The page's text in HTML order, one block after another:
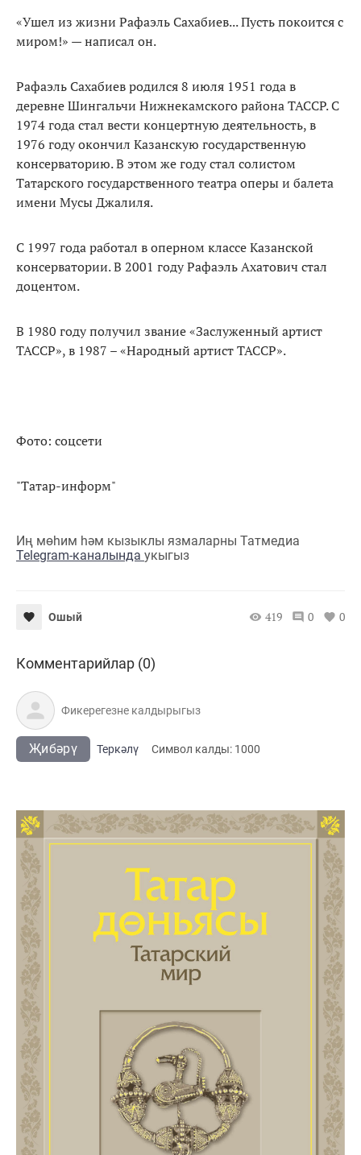
«Ушел из жизни Рафаэль Сахабиев... Пусть покоится с
миром!» — написал он.
Рафаэль Сахабиев родился 8 июля 1951 года в
деревне Шингальчи Нижнекамского района ТАССР. С
1974 года стал вести концертную деятельность, в
1976 году окончил Казанскую государственную
консерваторию. В этом же году стал солистом
Татарского государственного театра оперы и балета
имени Мусы Джалиля.
С 1997 года работал в оперном классе Казанской
консерватории. В 2001 году Рафаэль Ахатович стал
доцентом.
В 1980 году получил звание «Заслуженный артист
ТАССР», в 1987 – «Народный артист ТАССР».
Фото: соцсети
"Татар-информ"
Иң мөһим һәм кызыклы язмаларны Татмедиа
Telegram-каналында укыгыз
Ошый 419 0 0
Комментарийлар (0)
Җибәрү Теркәлү Cимвол калды: 1000